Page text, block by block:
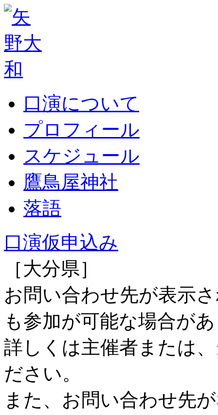
口演について
プロフィール
スケジュール
鷹鳥屋神社
落語
口演仮申込み
［大分県］
お問い合わせ先が表示
も参加が可能な場合が
詳しくは主催者または
ださい。
また、お問い合わせ先